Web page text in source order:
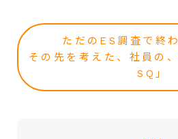
ただのES調査で終
その先を考えた、社員の
SQ」